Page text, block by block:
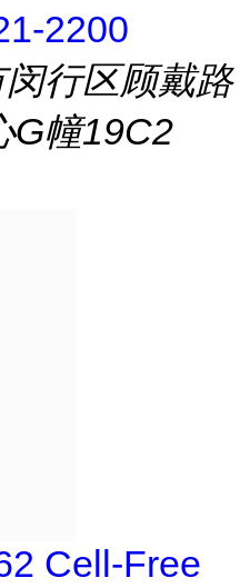
2200
行区顾戴路
G幢19C2
Cell-Free